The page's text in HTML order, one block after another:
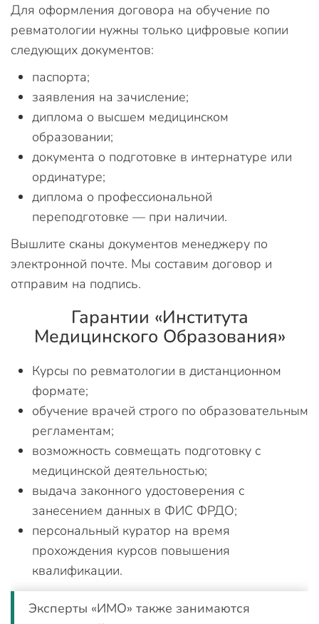
Для оформления договора на обучение по
ревматологии нужны только цифровые копии
следующих документов:
паспорта;
заявления на зачисление;
диплома о высшем медицинском
образовании;
документа о подготовке в интернатуре или
ординатуре;
диплома о профессиональной
переподготовке — при наличии.
Вышлите сканы документов менеджеру по
электронной почте. Мы составим договор и
отправим на подпись.
Гарантии «Института
Медицинского Образования»
Курсы по ревматологии в дистанционном
формате;
обучение врачей строго по образовательным
регламентам;
возможность совмещать подготовку с
медицинской деятельностью;
выдача законного удостоверения с
занесением данных в ФИС ФРДО;
персональный куратор на время
прохождения курсов повышения
квалификации.
Эксперты «ИМО» также занимаются